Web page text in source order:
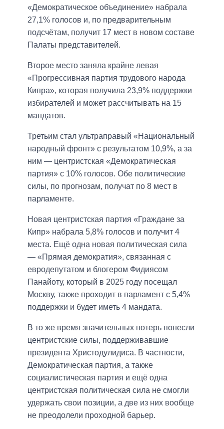
«Демократическое объединение» набрала
27,1% голосов и, по предварительным
подсчётам, получит 17 мест в новом составе
Палаты представителей.
Второе место заняла крайне левая
«Прогрессивная партия трудового народа
Кипра», которая получила 23,9% поддержки
избирателей и может рассчитывать на 15
мандатов.
Третьим стал ультраправый «Национальный
народный фронт» с результатом 10,9%, а за
ним — центристская «Демократическая
партия» с 10% голосов. Обе политические
силы, по прогнозам, получат по 8 мест в
парламенте.
Новая центристская партия «Граждане за
Кипр» набрала 5,8% голосов и получит 4
места. Ещё одна новая политическая сила
— «Прямая демократия», связанная с
евродепутатом и блогером Фидиясом
Панайоту, который в 2025 году посещал
Москву, также проходит в парламент с 5,4%
поддержки и будет иметь 4 мандата.
В то же время значительных потерь понесли
центристские силы, поддерживавшие
президента Христодулидиса. В частности,
Демократическая партия, а также
социалистическая партия и ещё одна
центристская политическая сила не смогли
удержать свои позиции, а две из них вообще
не преодолели проходной барьер.